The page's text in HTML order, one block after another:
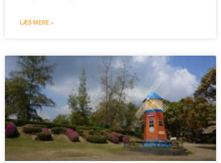
LÆS MERE »